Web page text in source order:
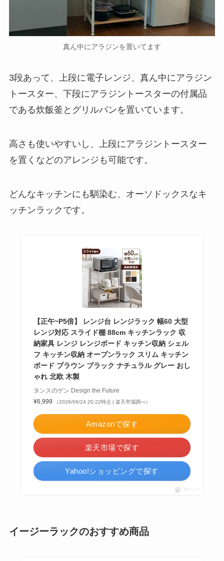
真ん中にアラジンを置いてます
3段あって、上段に電子レンジ、真ん中にアラジン
トースター、下段にアラジントースターの付属品
である炊飯釜とグリルパンを置いています。
高さも使いやすいし、上段にアラジントースター
を置くなどのアレンジも可能です。
どんなキッチンにも馴染む、オーソドックスなキ
ッチンラックです。
【正午~P5倍】 レンジ台 レンジラック 幅60 大型
レンジ対応 スライド棚 88cm キッチンラック 収
納家具 レンジ レンジボード キッチン収納 シェル
フ キッチン収納 オープンラック スリム キッチン
ボード ブラウン ブラック ナチュラル グレー おし
ゃれ 北欧 木製
タンスのゲン Design the Future
¥6,999
（2026/06/24 20:22時点 | 楽天市場調べ）
Amazonで探す
楽天市場で探す
Yahoo!ショッピングで探す
ポチップ
イージーラックのおすすめ商品